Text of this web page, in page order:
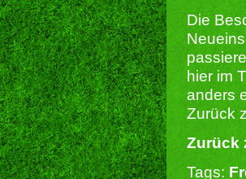
Die
hier im
anders
Zurück
Zurück
Tags: